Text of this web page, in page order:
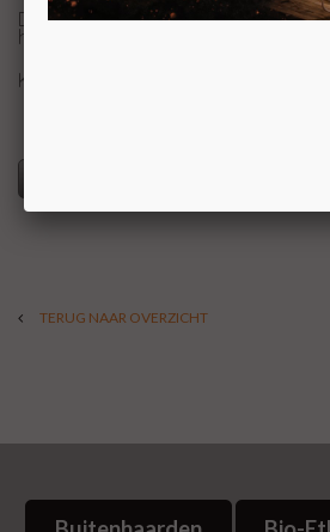
Deze blikvanger, vrijstaande
heeft een revolutionair en zeer
KOM VOOR UW PRIJS NAAR ONZE
TERUG NAAR OVERZICHT